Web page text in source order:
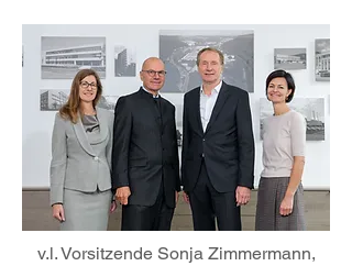
v.l. Vorsitzende Sonja Zimmermann,